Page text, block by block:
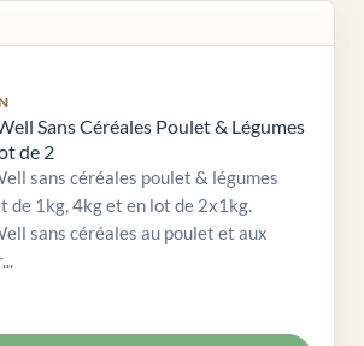
Sans Céréales Poulet & Légumes
de 2
sans céréales poulet & légumes
de 1kg, 4kg et en lot de 2x1kg.
sans céréales au poulet et aux